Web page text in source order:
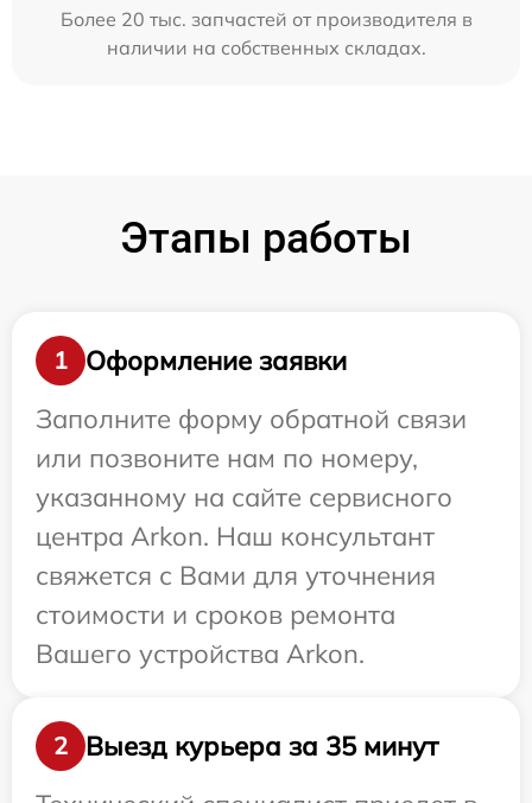
Более 20 тыс. запчастей от производителя в
наличии на собственных складах.
Этапы работы
1
Оформление заявки
Заполните форму обратной связи
или позвоните нам по номеру,
указанному на сайте сервисного
центра Arkon. Наш консультант
свяжется с Вами для уточнения
стоимости и сроков ремонта
Вашего устройства Arkon.
2
Выезд курьера за 35 минут